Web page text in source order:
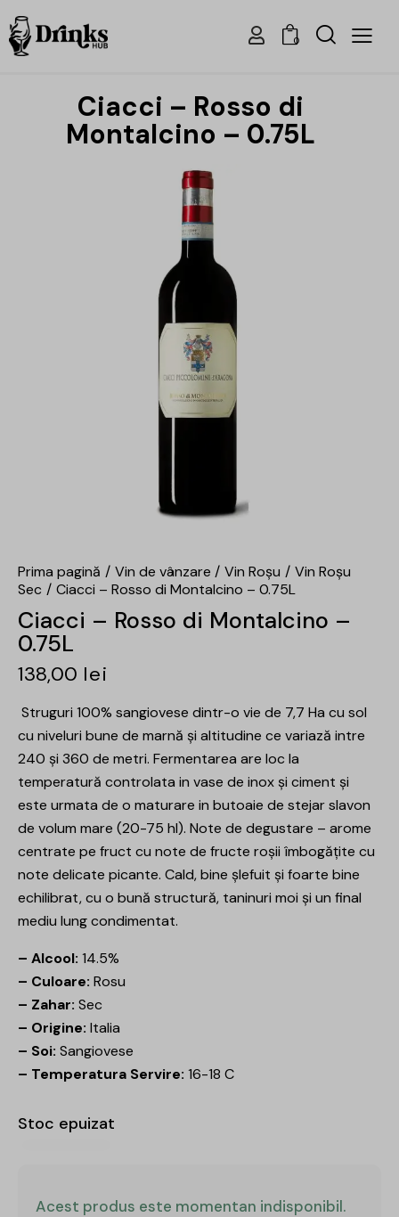
0
Ciacci – Rosso di
Montalcino – 0.75L
Prima pagină Vin de vânzare Vin Roșu
Vin Roșu
Sec
Ciacci – Rosso di Montalcino – 0.75L
Ciacci – Rosso di Montalcino –
0.75L
138,00 lei
Struguri 100% sangiovese dintr-o vie de 7,7 Ha cu sol
cu niveluri bune de marnă și altitudine ce variază intre
240 și 360 de metri. Fermentarea are loc la
temperatură controlata in vase de inox și ciment și
este urmata de o maturare in butoaie de stejar slavon
de volum mare (20-75 hl). Note de degustare – arome
centrate pe fruct cu note de fructe roșii îmbogățite cu
note delicate picante. Cald, bine șlefuit și foarte bine
echilibrat, cu o bună structură, taninuri moi și un final
mediu lung condimentat.
– Alcool: 14.5%
– Culoare: Rosu
– Zahar: Sec
– Origine: Italia
– Soi: Sangiovese
– Temperatura Servire: 16-18 C
Stoc epuizat
Acest produs este momentan indisponibil.